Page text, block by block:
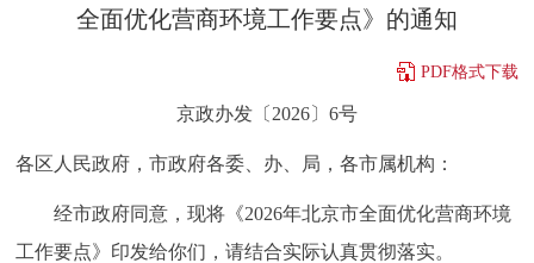
政务服务
便民服务 利企服务 投资项目
全面优化营商环境工作要点》的通知
PDF格式下载
京政办发〔2026〕6号
各区人民政府，市政府各委、办、局，各市属机构：
经市政府同意，现将《2026年北京市全面优化营商环境
工作要点》印发给你们，请结合实际认真贯彻落实。